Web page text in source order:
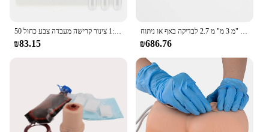
₪83.15 ₪686.76